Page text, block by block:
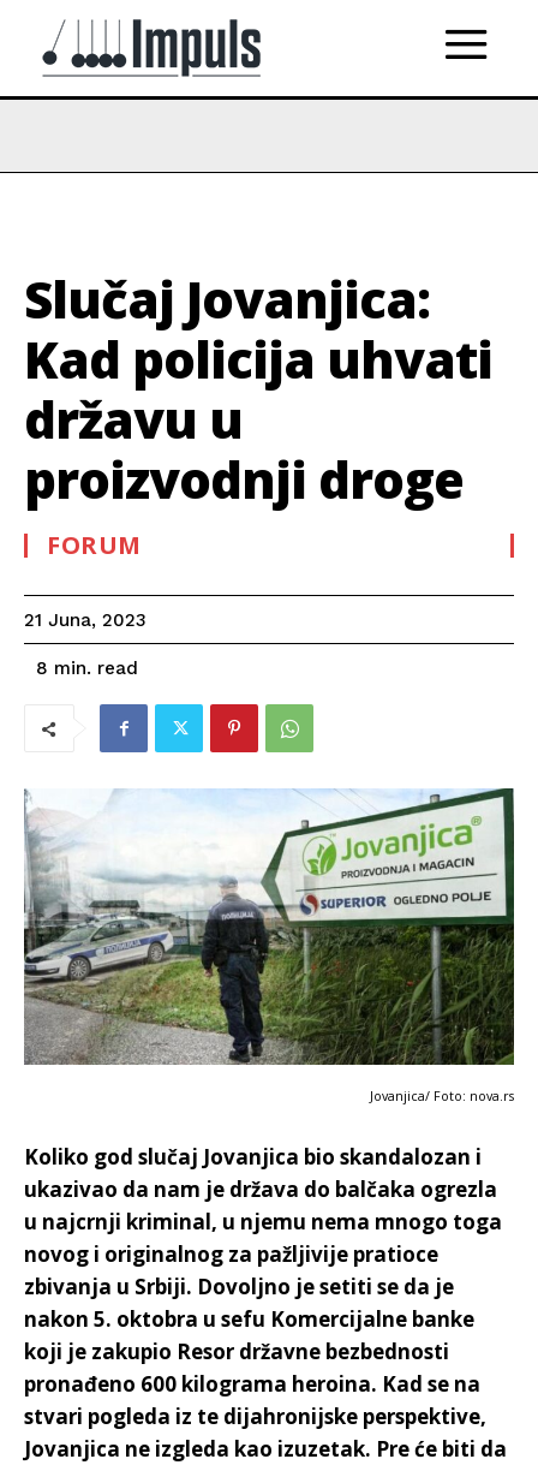
Slučaj Jovanjica:
Kad policija uhvati
državu u
proizvodnji droge
FORUM
21 Juna, 2023
8 min. read
Jovanjica/ Foto: nova.rs
Koliko god slučaj Jovanjica bio skandalozan i
ukazivao da nam je država do balčaka ogrezla
u najcrnji kriminal, u njemu nema mnogo toga
novog i originalnog za pažljivije pratioce
zbivanja u Srbiji. Dovoljno je setiti se da je
nakon 5. oktobra u sefu Komercijalne banke
koji je zakupio Resor državne bezbednosti
pronađeno 600 kilograma heroina. Kad se na
stvari pogleda iz te dijahronijske perspektive,
Jovanjica ne izgleda kao izuzetak. Pre će biti da